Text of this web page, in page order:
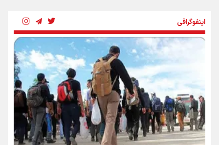
رسانه ملی و حق مردم برای شنیدن صدای رئیس‌جمهوری
روایت ایران از کنار مردم
از طلوع خیابان‌ها تا غروب اشک
اینفوگرافی